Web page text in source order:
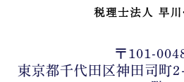
〒101-
東京都千代田区神田司町